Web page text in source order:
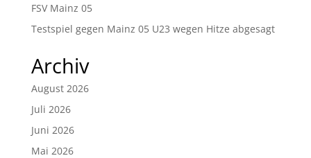
FSV Mainz 05
Testspiel gegen Mainz 05 U23 wegen Hitze abgesagt
Archiv
August 2026
Juli 2026
Juni 2026
Mai 2026